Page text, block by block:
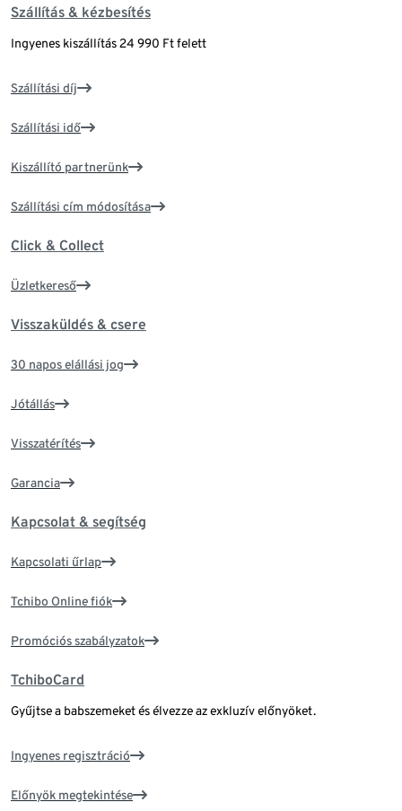
Szállítás & kézbesítés
Ingyenes kiszállítás 24 990 Ft felett
Szállítási díj
Szállítási idő
Kiszállító partnerünk
Szállítási cím módosítása
Click & Collect
Üzletkereső
Visszaküldés & csere
30 napos elállási jog
Jótállás
Visszatérítés
Garancia
Kapcsolat & segítség
Kapcsolati űrlap
Tchibo Online fiók
Promóciós szabályzatok
TchiboCard
Gyűjtse a babszemeket és élvezze az exkluzív előnyöket.
Ingyenes regisztráció
Előnyök megtekintése